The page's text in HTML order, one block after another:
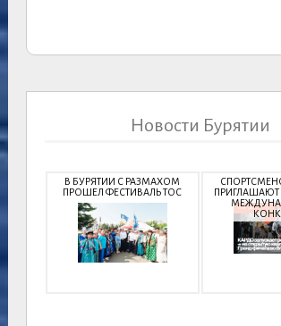
Новости Бурятии
В БУРЯТИИ С РАЗМАХОМ
ПРОШЕЛ ФЕСТИВАЛЬ ТОС
ПРИГЛАШАЮТ